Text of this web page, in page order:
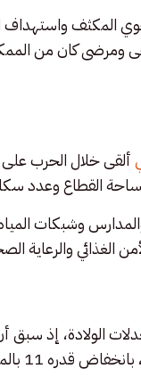
المكثف واستهداف
ومرضى كان من
القطاع وعدد
وشبكات
الغذائي والرعاية
الولادة، إذ سبق
غزة منير